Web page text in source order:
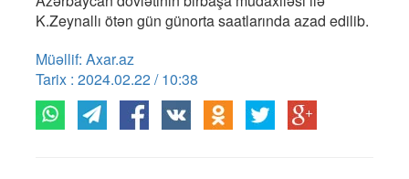
K.Zeynallı ötən gün günorta saatlarında azad edilib.
Müəllif: Axar.az
Tarix : 2024.02.22 / 10:38